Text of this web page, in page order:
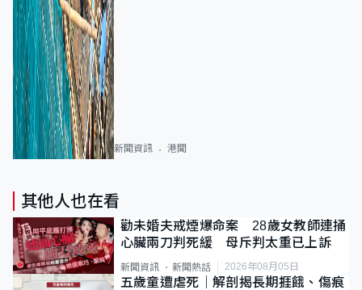
新聞資訊 港聞
其他人也在看
勸未婚夫戒煙爆命案 28歲女教師連捅
心臟兩刀判死緩 母斥判太重已上訴
新聞資訊 新聞熱話 2026年08月05日
五歲童遭虐死｜解剖揭長期捱餓、傷痕